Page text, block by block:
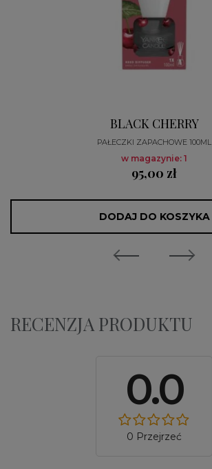
BLACK CHERRY
PAŁECZKI ZAPACHOWE 100ML
w magazynie: 1
95,00 zł
DODAJ DO KOSZYKA
RECENZJA PRODUKTU
0.0
0 Przejrzeć